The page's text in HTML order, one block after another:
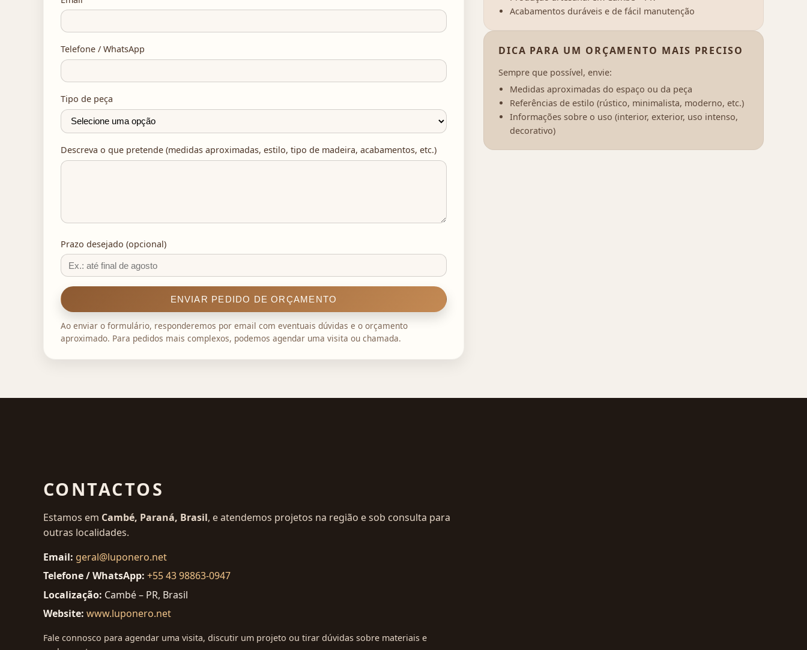
Telefone / WhatsApp
Tipo de peça
Descreva o que pretende (medidas aproximadas, estilo, tipo de madeira, acabamentos, etc.)
Prazo desejado (opcional)
ENVIAR PEDIDO DE ORÇAMENTO
Ao enviar o formulário, responderemos por email com eventuais dúvidas e o orçamento
aproximado. Para pedidos mais complexos, podemos agendar uma visita ou chamada.
Acabamentos duráveis e de fácil manutenção
DICA PARA UM ORÇAMENTO MAIS PRECISO
Sempre que possível, envie:
Medidas aproximadas do espaço ou da peça
Referências de estilo (rústico, minimalista, moderno, etc.)
Informações sobre o uso (interior, exterior, uso intenso,
decorativo)
CONTACTOS
Estamos em Cambé, Paraná, Brasil, e atendemos projetos na região e sob consulta para
outras localidades.
Email: geral@luponero.net
Telefone / WhatsApp: +55 43 98863-0947
Localização: Cambé – PR, Brasil
Website: www.luponero.net
Fale connosco para agendar uma visita, discutir um projeto ou tirar dúvidas sobre materiais e